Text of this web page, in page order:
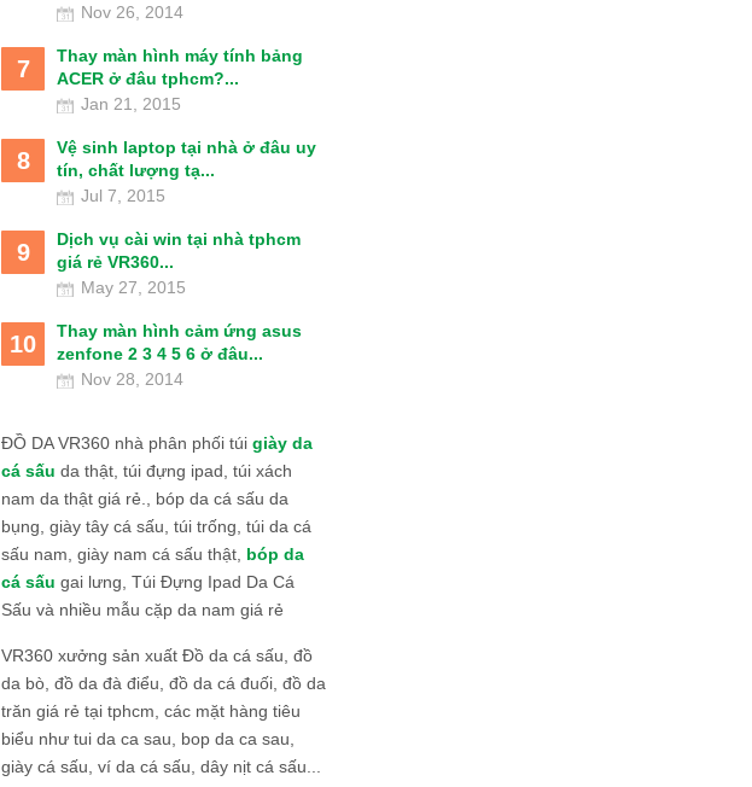
Nov 26, 2014
7
Thay màn hình máy tính bảng
ACER ở đâu tphcm?...
Jan 21, 2015
8
Vệ sinh laptop tại nhà ở đâu uy
tín, chất lượng tạ...
Jul 7, 2015
9
Dịch vụ cài win tại nhà tphcm
giá rẻ VR360...
May 27, 2015
10
Thay màn hình cảm ứng asus
zenfone 2 3 4 5 6 ở đâu...
Nov 28, 2014
ĐỒ DA VR360 nhà phân phối túi giày da
cá sấu da thật, túi đựng ipad, túi xách
nam da thật giá rẻ., bóp da cá sấu da
bụng, giày tây cá sấu, túi trống, túi da cá
sấu nam, giày nam cá sấu thật, bóp da
cá sấu gai lưng, Túi Đựng Ipad Da Cá
Sấu và nhiều mẫu cặp da nam giá rẻ
VR360 xưởng sản xuất Đồ da cá sấu, đồ
da bò, đồ da đà điểu, đồ da cá đuối, đồ da
trăn giá rẻ tại tphcm, các mặt hàng tiêu
biểu như tui da ca sau, bop da ca sau,
giày cá sấu, ví da cá sấu, dây nịt cá sấu...